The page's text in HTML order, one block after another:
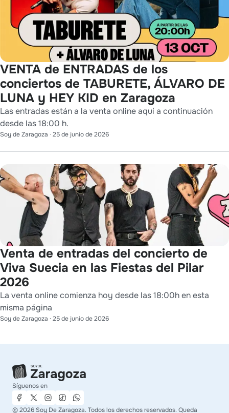
VENTA de ENTRADAS de los
conciertos de TABURETE, ÁLVARO DE
LUNA y HEY KID en Zaragoza
Las entradas están a la venta online aquí a continuación
desde las 18:00 h.
Soy de Zaragoza · 25 de junio de 2026
Venta de entradas del concierto de
Viva Suecia en las Fiestas del Pilar
2026
La venta online comienza hoy desde las 18:00h en esta
misma página
Soy de Zaragoza · 25 de junio de 2026
Síguenos en
©2026 Soy De Zaragoza. Todos los derechos reservados. Queda